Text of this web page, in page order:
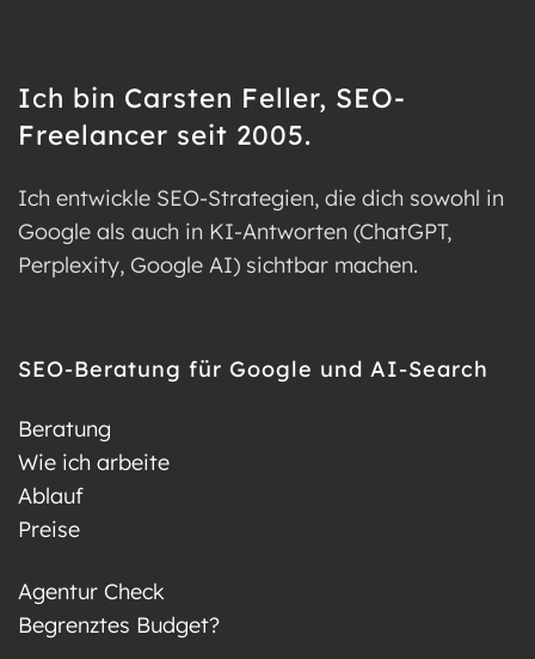
Ich bin Carsten Feller, SEO-
Freelancer seit 2005.
Ich entwickle SEO-Strategien, die dich sowohl in
Google als auch in KI-Antworten (ChatGPT,
Perplexity, Google AI) sichtbar machen.
SEO-Beratung für Google und AI-Search
Beratung
Wie ich arbeite
Ablauf
Preise
Agentur Check
Begrenztes Budget?